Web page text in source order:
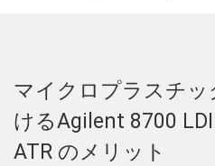
マイクロプラスチッ
けるAgilent 8700
ATR のメリット